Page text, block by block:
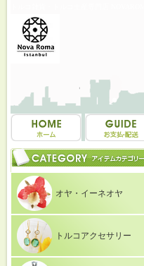
オヤ・イーネオヤ
トルコアクセサリー